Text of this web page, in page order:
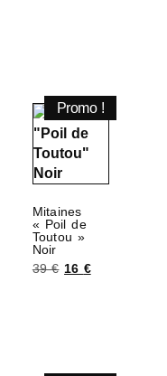
Promo !
Mitaines
« Poil de
Toutou »
Noir
39€ 16 €